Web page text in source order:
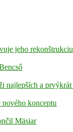
jeho rekonštrukciu
najlepších a
konceptu
Mäsiar